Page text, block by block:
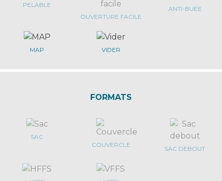
PELABLE
OUVERTURE FACILE
ANTI-BUÉE
MAP VIDER
FORMATS
SAC
COUVERCLE
SAC DEBOUT